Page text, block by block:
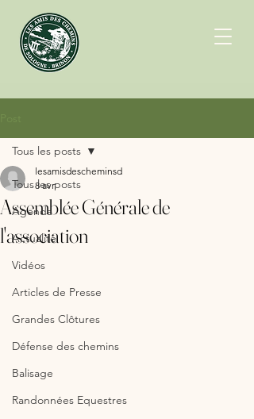
Tous les posts
Agenda
Actualité
Vidéos
Articles de Presse
Grandes Clôtures
Défense des chemins
Balisage
Randonnées Equestres
Tous les posts
Assemblée Générale de
l'association
lesamisdescheminsd
8 avr.